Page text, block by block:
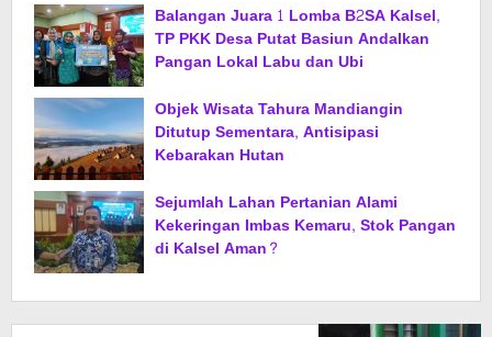
Balangan Juara 1 Lomba B2SA Kalsel,
TP PKK Desa Putat Basiun Andalkan
Pangan Lokal Labu dan Ubi
Objek Wisata Tahura Mandiangin
Ditutup Sementara, Antisipasi
Kebarakan Hutan
Sejumlah Lahan Pertanian Alami
Kekeringan Imbas Kemaru, Stok Pangan
di Kalsel Aman?